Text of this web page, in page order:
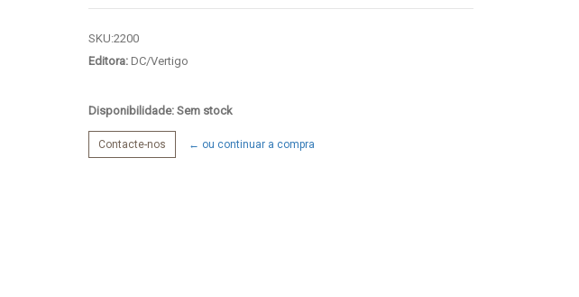
SKU:2200
Editora:DC/Vertigo
Disponibilidade: Sem stock
Contacte-nos ← ou continuar a compra